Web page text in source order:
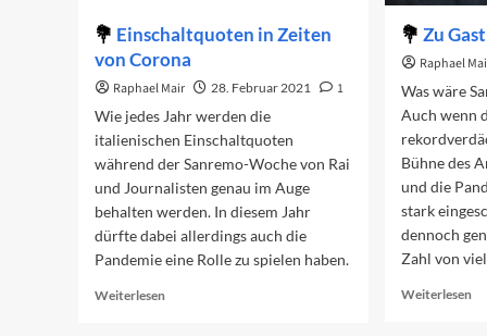
Einschaltquoten in Zeiten
von Corona
Raphael Mair 28. Februar 2021
1
Wie jedes Jahr werden die
italienischen Einschaltquoten
während der Sanremo-Woche von Rai
und Journalisten genau im Auge
behalten werden. In diesem Jahr
dürfte dabei allerdings auch die
Pandemie eine Rolle zu spielen haben.
Weiterlesen
Zu
Raphael
Was wäre
Auch wenn
Bühne des
und die
stark
dennoch
Zahl von
Weiterlesen